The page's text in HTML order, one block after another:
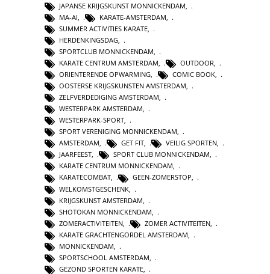
JAPANSE KRIJGSKUNST MONNICKENDAM
MA-AI
KARATE-AMSTERDAM
SUMMER ACTIVITIES KARATE
HERDENKINGSDAG
SPORTCLUB MONNICKENDAM
KARATE CENTRUM AMSTERDAM
OUTDOOR
ORIENTERENDE OPWARMING
COMIC BOOK
OOSTERSE KRIJGSKUNSTEN AMSTERDAM
ZELFVERDEDIGING AMSTERDAM,
WESTERPARK AMSTERDAM,
WESTERPARK-SPORT,
SPORT VERENIGING MONNICKENDAM,
AMSTERDAM, GET FIT, VEILIG SPORTEN,
JAARFEEST, SPORT CLUB MONNICKENDAM,
KARATE CENTRUM MONNICKENDAM,
KARATECOMBAT, GEEN-ZOMERSTOP,
WELKOMSTGESCHENK
KRIJGSKUNST AMSTERDAM
SHOTOKAN MONNICKENDAM
ZOMERACTIVITEITEN
ZOMER ACTIVITEITEN
KARATE GRACHTENGORDEL AMSTERDAM
MONNICKENDAM
SPORTSCHOOL AMSTERDAM
GEZOND SPORTEN KARATE